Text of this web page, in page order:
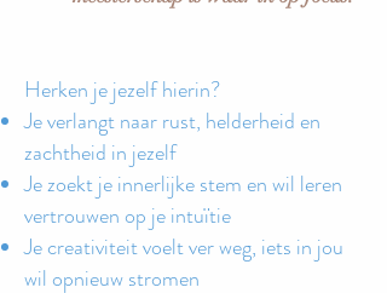
Herken je jezelf hierin?
Je verlangt naar rust, helderheid en
zachtheid in jezelf
Je zoekt je innerlijke stem en wil leren
vertrouwen op je intuïtie
Je creativiteit voelt ver weg, iets in jou
wil opnieuw stromen